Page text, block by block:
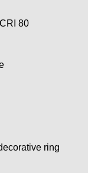
80
ring